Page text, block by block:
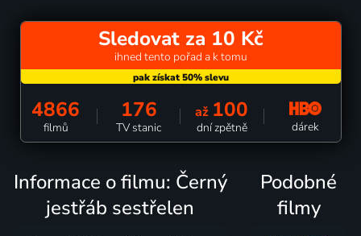
Sledovat za 10 Kč
ihned tento pořad a k tomu
4866
filmů
176
TV stanic
až 100
dní zpětně dárek
Informace o filmu: Černý
jestřáb sestřelen
Podobné
filmy